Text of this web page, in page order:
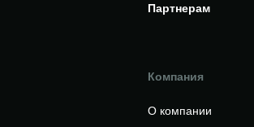
Партнерам
Компания
О компании